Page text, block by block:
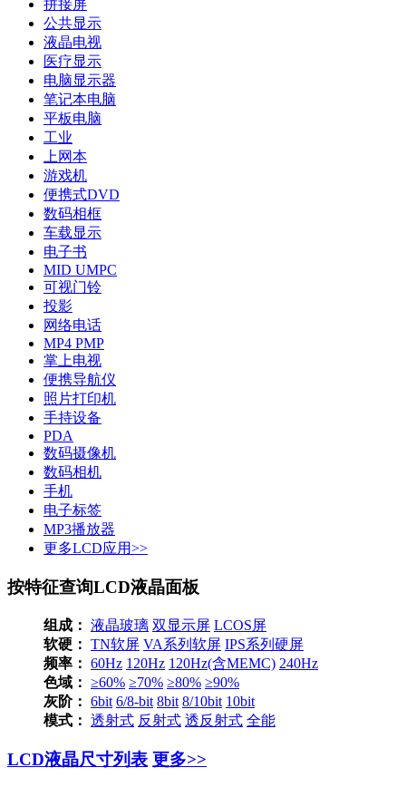
拼接屏
公共显示
液晶电视
医疗显示
电脑显示器
笔记本电脑
平板电脑
工业
上网本
游戏机
便携式DVD
数码相框
车载显示
电子书
MID UMPC
可视门铃
投影
网络电话
MP4 PMP
掌上电视
便携导航仪
照片打印机
手持设备
PDA
数码摄像机
数码相机
手机
电子标签
MP3播放器
更多LCD应用>>
按特征查询LCD液晶面板
组成： 液晶玻璃 双显示屏 LCOS屏
软硬： TN软屏 VA系列软屏 IPS系列硬屏
频率： 60Hz 120Hz 120Hz(含MEMC) 240Hz
色域： ≥60% ≥70% ≥80% ≥90%
灰阶： 6bit 6/8-bit 8bit 8/10bit 10bit
模式： 透射式 反射式 透反射式 全能
LCD液晶尺寸列表 更多>>